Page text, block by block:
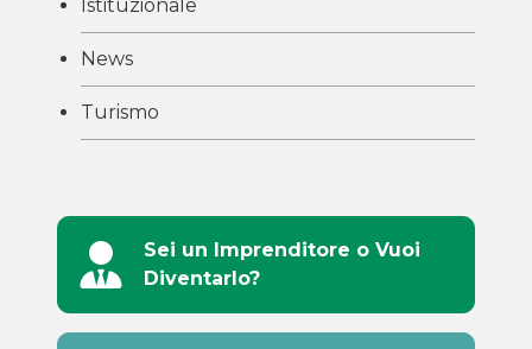
Istituzionale
News
Turismo
Sei un Imprenditore o Vuoi
Diventarlo?